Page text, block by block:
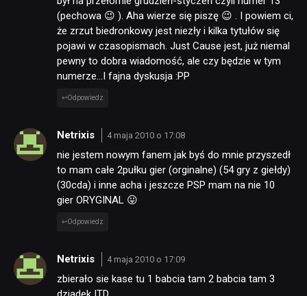
(pechowa 😉 ). Aha wierze się piszę 😉 . I powiem ci,
że zrzut biedronkowy jest niezły i kilka tytułów się
pojawi w czasopismach. Just Cause jest, już niemal
pewny to dobra wiadomość, ale czy będzie w tym
numerze…I fajna dyskusja :PP
Odpowiedz
Netrixis 4 maja 2010 o 17:08
nie jestem nowym fanem jak byś do mnie przyszedł
to mam całe 2pułku gier (orginalne) (54 gry z giełdy)
(30cda) i inne acha i jeszcze PSP mam na nie 10
gier ORYGINAL 😛
Odpowiedz
Netrixis 4 maja 2010 o 17:09
zbierało sie kase tu 1 babcia tam 2 babcia tam 3